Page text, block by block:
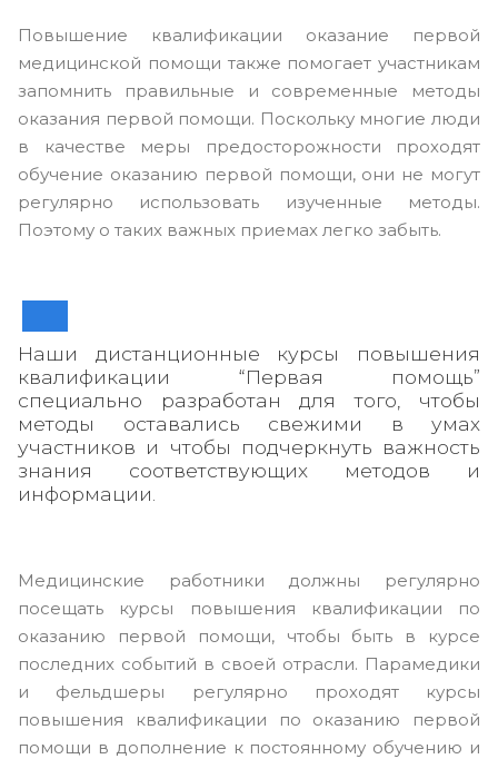
Повышение квалификации оказание первой
медицинской помощи также помогает участникам
запомнить правильные и современные методы
оказания первой помощи. Поскольку многие люди
в качестве меры предосторожности проходят
обучение оказанию первой помощи, они не могут
регулярно использовать изученные методы.
Поэтому о таких важных приемах легко забыть.
Наши дистанционные курсы повышения
квалификации “Первая помощь”
специально разработан для того, чтобы
методы оставались свежими в умах
участников и чтобы подчеркнуть важность
знания соответствующих методов и
информации.
Медицинские работники должны регулярно
посещать курсы повышения квалификации по
оказанию первой помощи, чтобы быть в курсе
последних событий в своей отрасли. Парамедики
и фельдшеры регулярно проходят курсы
повышения квалификации по оказанию первой
помощи в дополнение к постоянному обучению и